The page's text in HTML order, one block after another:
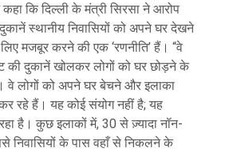
कि दिल्ली के मंत्री सिरसा ने आरोप
स्थानीय निवासियों को अपने घर देखने
मजबूर करने की एक ‘रणनीति’ हैं। “वे
की दुकानें खोलकर लोगों को घर छोड़ने के
वे लोगों को अपने घर बेचने और इलाका
रहे हैं। यह कोई संयोग नहीं है; यह
है। कुछ इलाकों में, 30 से ज़्यादा नॉन-
निवासियों के पास वहाँ से निकलने के